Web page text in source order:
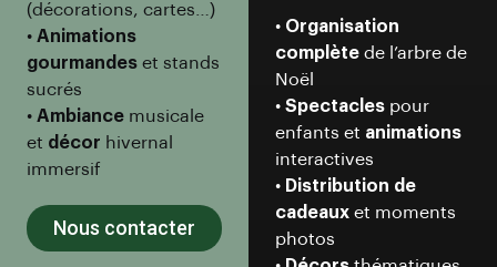
(décorations, cartes…)
• Animations
gourmandes et stands
sucrés
• Ambiance musicale
et décor hivernal
immersif
Nous contacter
• Organisation
complète de l’arbre de
Noël
• Spectacles pour
enfants et animations
interactives
• Distribution de
cadeaux et moments
photos